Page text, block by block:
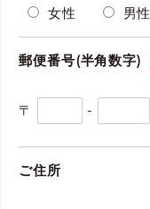
女性 男性
郵便番号(半角数字)
〒 -
ご住所